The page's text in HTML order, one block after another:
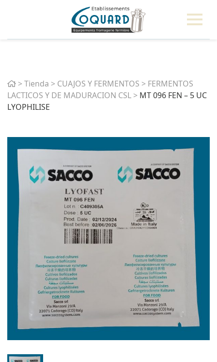
Home
>Tienda > CUAJOS Y FERMENTOS > FERMENTOS
LACTICOS Y DE MADURACION CSL > MT 096 FEN – 5 UC
LYOPHILISE